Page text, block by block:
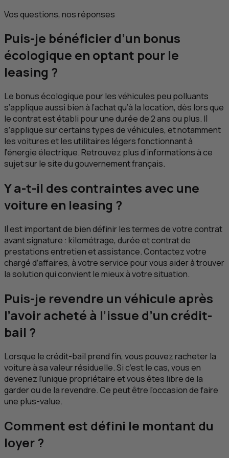
Vos questions, nos réponses
Puis-je bénéficier d’un bonus
écologique en optant pour le
leasing ?
Le bonus écologique pour les véhicules peu polluants
s’applique aussi bien à l’achat qu’à la location, dès lors que
le contrat est établi pour une durée de 2 ans ou plus. Il
s’applique sur certains types de véhicules, et notamment
les voitures et les utilitaires légers fonctionnant à
l’énergie électrique. Retrouvez plus d’informations à ce
sujet sur le site du gouvernement français.
Y a-t-il des contraintes avec une
voiture en leasing ?
Il est important de bien définir les termes de votre contrat
avant signature : kilométrage, durée et contrat de
prestations entretien et assistance. Contactez votre
chargé d’affaires, à votre service pour vous aider à trouver
la solution qui convient le mieux à votre situation.
Puis-je revendre un véhicule après
l’avoir acheté à l’issue d’un crédit-
bail ?
Lorsque le crédit-bail prend fin, vous pouvez racheter la
voiture à sa valeur résiduelle. Si c’est le cas, vous en
devenez l’unique propriétaire et vous êtes libre de la
garder ou de la revendre. Ce peut être l’occasion de faire
une plus-value.
Comment est défini le montant du
loyer ?